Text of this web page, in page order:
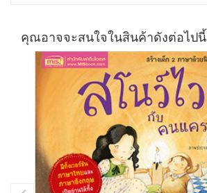
คุณอาจจะสนใจในสินค้าดังต่อไปนี้